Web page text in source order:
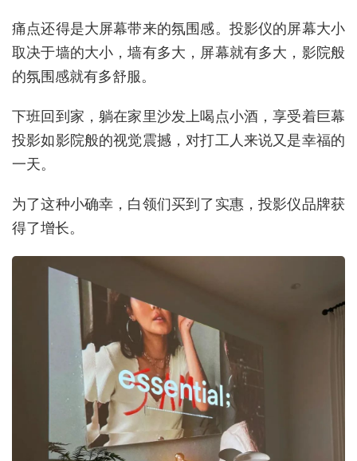
痛点还得是大屏幕带来的氛围感。投影仪的屏幕大小
取决于墙的大小，墙有多大，屏幕就有多大，影院般
的氛围感就有多舒服。
下班回到家，躺在家里沙发上喝点小酒，享受着巨幕
投影如影院般的视觉震撼，对打工人来说又是幸福的
一天。
为了这种小确幸，白领们买到了实惠，投影仪品牌获
得了增长。